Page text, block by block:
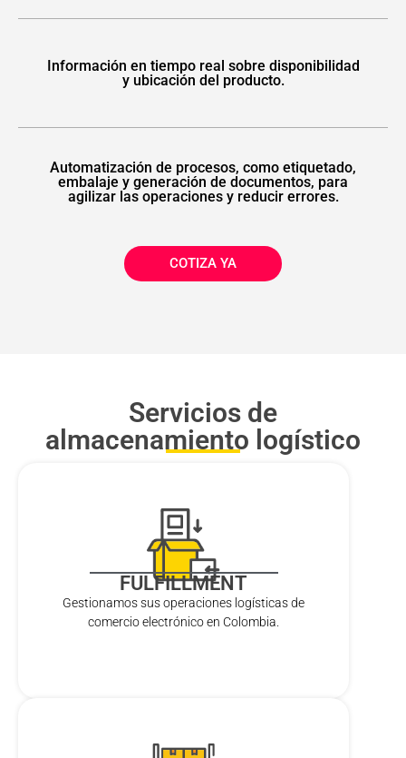
Información en tiempo real sobre disponibilidad
y ubicación del producto.
Automatización de procesos, como etiquetado,
embalaje y generación de documentos, para
agilizar las operaciones y reducir errores.
COTIZA YA
Servicios de
almacenamiento logístico
FULFILLMENT
Gestionamos sus operaciones logísticas de
comercio electrónico en Colombia.